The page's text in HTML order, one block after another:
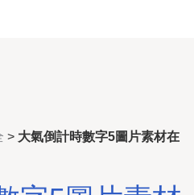
> 大氣倒計時數字5圖片素材在